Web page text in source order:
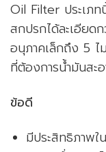
Oil Filter ประเภท
สกปรกได้ละเอียด
อนุภาคเล็กถึง 5 ไ
ที่ต้องการน้ำมันสะ
ข้อดี
มีประสิทธิภาพใ